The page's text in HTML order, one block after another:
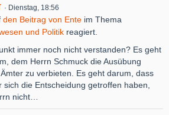
Dienstag, 18:56
den Beitrag von Ente im Thema
und Politik reagiert.
immer noch nicht verstanden? Es geht
dem Herrn Schmuck die Ausübung
zu verbieten. Es geht darum, dass
sich die Entscheidung getroffen haben,
nicht…